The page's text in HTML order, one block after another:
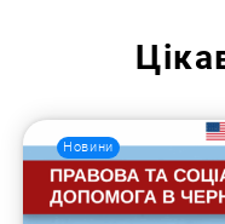
Новини